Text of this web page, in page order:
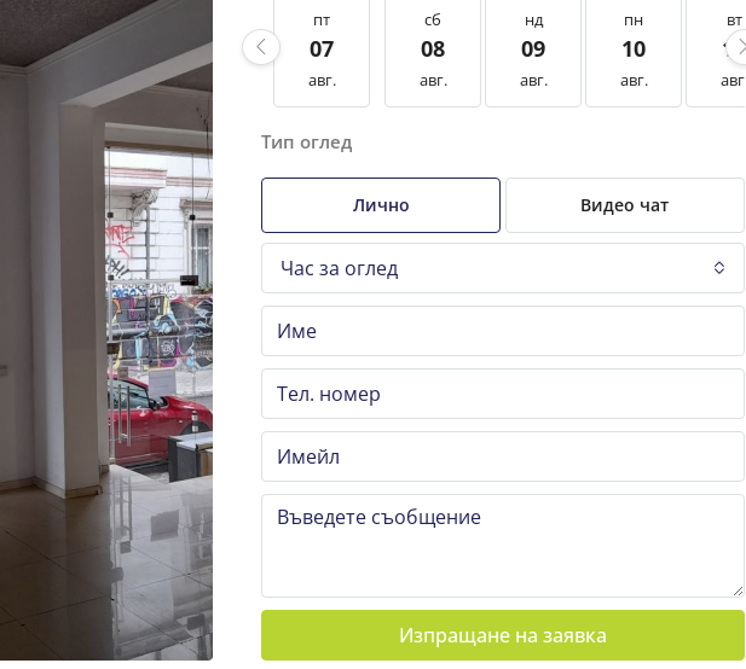
пт
07
авг.
сб
08
авг.
нд
09
авг.
пн
10
авг.
вт
11
авг.
Тип оглед
Лично Видео чат
Час за оглед
Изпращане на заявка